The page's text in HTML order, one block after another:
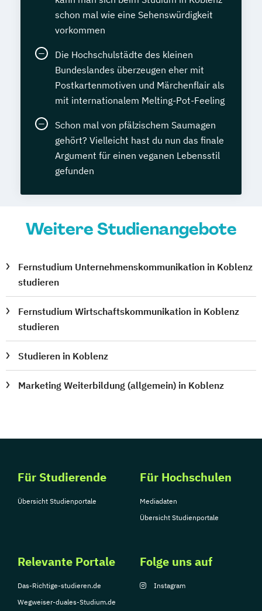
schon mal wie eine Sehenswürdigkeit
vorkommen
Die Hochschulstädte des kleinen
Bundeslandes überzeugen eher mit
Postkartenmotiven und Märchenflair als
mit internationalem Melting-Pot-Feeling
Schon mal von pfälzischem Saumagen
gehört? Vielleicht hast du nun das finale
Argument für einen veganen Lebensstil
gefunden
Weitere Studienangebote
Fernstudium Unternehmenskommunikation in Koblenz
studieren
Fernstudium Wirtschaftskommunikation in Koblenz
studieren
Studieren in Koblenz
Marketing Weiterbildung (allgemein) in Koblenz
Für Studierende
Übersicht Studienportale
Für Hochschulen
Mediadaten
Übersicht Studienportale
Relevante Portale
Das-Richtige-studieren.de
Wegweiser-duales-Studium.de
Folge uns auf
Instagram